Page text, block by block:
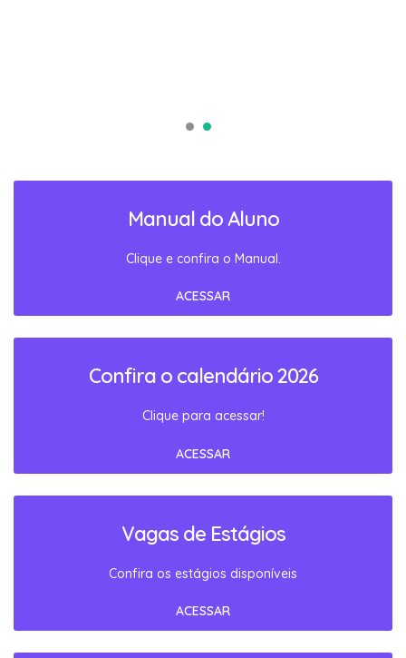
Manual do Aluno
Clique e confira o Manual.
ACESSAR
Confira o calendário 2026
Clique para acessar!
ACESSAR
Vagas de Estágios
Confira os estágios disponíveis
ACESSAR